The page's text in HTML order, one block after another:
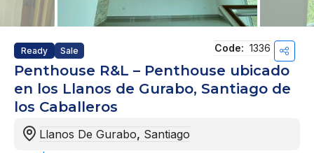
Ready Sale Code: 1336
Penthouse R&L – Penthouse ubicado
en los Llanos de Gurabo, Santiago de
los Caballeros
Llanos De Gurabo, Santiago